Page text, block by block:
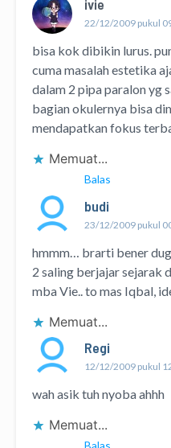
ivie
22/12/2009 pukul
bisa kok dibikin lurus.
cuma masalah estetika
dalam 2 pipa paralon yg
bagian okulernya bisa
mendapatkan fokus
Memuat...
Balas
budi
23/12/2009 pukul
hmmm… brarti bener
2 saling berjajar sejarak
mba Vie.. to mas Iqbal,
Memuat...
Regi
12/12/2009 pukul
wah asik tuh nyoba ahhh
Memuat...